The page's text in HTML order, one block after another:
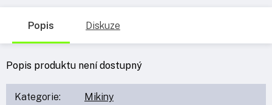
Popis Diskuze
Popis produktu není dostupný
Kategorie: Mikiny